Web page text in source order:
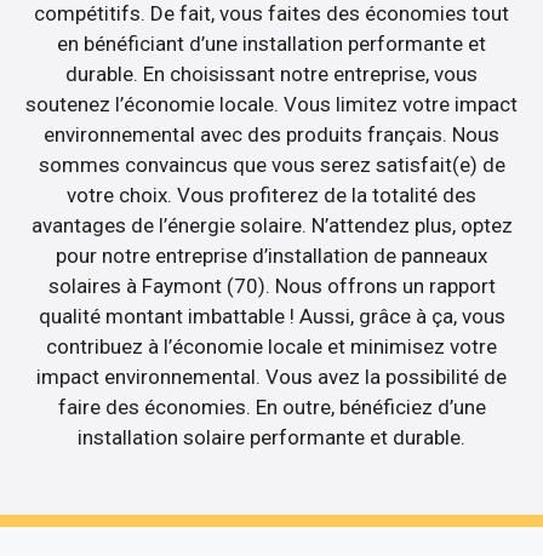
compétitifs. De fait, vous faites des économies tout
en bénéficiant d’une installation performante et
durable. En choisissant notre entreprise, vous
soutenez l’économie locale. Vous limitez votre impact
environnemental avec des produits français. Nous
sommes convaincus que vous serez satisfait(e) de
votre choix. Vous profiterez de la totalité des
avantages de l’énergie solaire. N’attendez plus, optez
pour notre entreprise d’installation de panneaux
solaires à Faymont (70). Nous offrons un rapport
qualité montant imbattable ! Aussi, grâce à ça, vous
contribuez à l’économie locale et minimisez votre
impact environnemental. Vous avez la possibilité de
faire des économies. En outre, bénéficiez d’une
installation solaire performante et durable.